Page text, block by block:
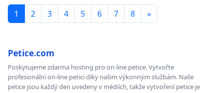
1 2 3 4 5 6 7 8 »
Petice.com
Poskytujeme zdarma hosting pro on-line petice. Vytvořte
profesionální on-line petici díky našim výkonným službám. Naše
petice jsou každý den uvedeny v médiích, takže vytvoření petice je